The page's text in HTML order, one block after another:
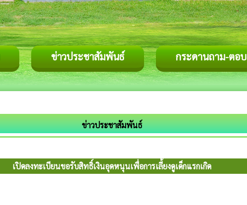
ข่าวประชาสัมพันธ์ กระดานถาม-ตอบ
ข่าวประชาสัมพันธ์
เปิดลงทะเบียนขอรับสิทธิ์เงินอุดหนุนเพื่อการเลี้ยงดูเด็กแรกเกิด